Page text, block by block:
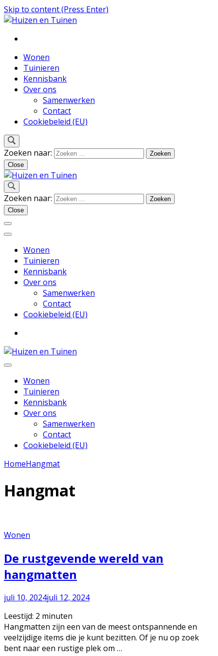
Skip to content (Press Enter)
Huizen en Tuinen
Inspiratie voor wonen en tuinieren
Wonen
Tuinieren
Kennisbank
Over ons
Samenwerken
Contact
Cookiebeleid (EU)
Zoeken naar:
Close
Huizen en Tuinen
Inspiratie voor wonen en tuinieren
Zoeken naar:
Close
Wonen
Tuinieren
Kennisbank
Over ons
Samenwerken
Contact
Cookiebeleid (EU)
Huizen en Tuinen
Inspiratie voor wonen en tuinieren
Wonen
Tuinieren
Kennisbank
Over ons
Samenwerken
Contact
Cookiebeleid (EU)
HomeHangmat
Hangmat
Wonen
De rustgevende wereld van
hangmatten
juli 10, 2024juli 12, 2024
Leestijd: 2 minuten
Hangmatten zijn een van de meest ontspannende en
veelzijdige items die je kunt bezitten. Of je nu op zoek
bent naar een rustige plek om …